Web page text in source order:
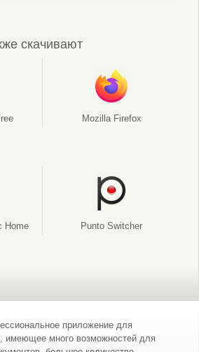
скачивают
Mozilla Firefox
Home
Punto Switcher
приложение для
имеющее много возможностей для